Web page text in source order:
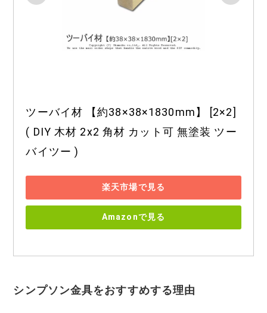
ツーバイ材 【約38×38×1830mm】 [2×2]
( DIY 木材 2x2 角材 カット可 無塗装 ツー
バイツー )
楽天市場で見る
Amazonで見る
シンプソン金具をおすすめする理由